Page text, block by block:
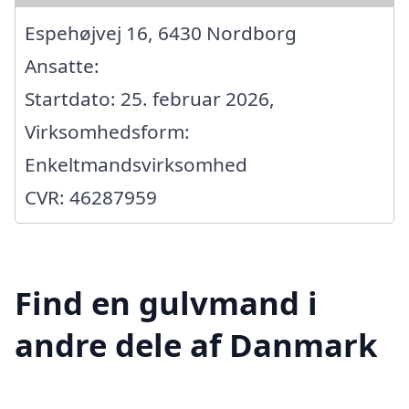
Espehøjvej 16, 6430 Nordborg
Ansatte:
Startdato: 25. februar 2026,
Virksomhedsform:
Enkeltmandsvirksomhed
CVR: 46287959
Find en gulvmand i
andre dele af Danmark